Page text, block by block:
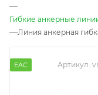
—
Гибкие анкерные
—Линия анкерная
EAC Артикул: